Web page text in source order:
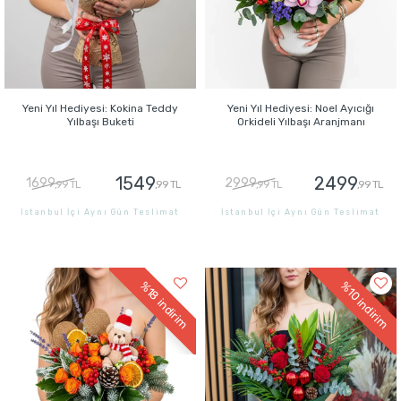
Yeni Yıl Hediyesi: Kokina Teddy
Yılbaşı Buketi
1699,99 TL 1549,99 TL
İstanbul İçi Aynı Gün Teslimat
Yeni Yıl Hediyesi: Noel Ayıcığı
Orkideli Yılbaşı Aranjmanı
2999,99 TL 2499,99 TL
İstanbul İçi Aynı Gün Teslimat
%18
indirim
%10
indirim